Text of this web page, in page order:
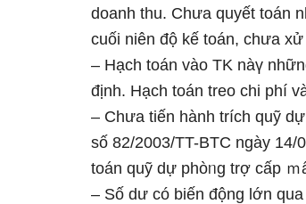
doanh thu. Chưa quyết toán
cuối niên độ kế toán, chưa
– Hạch toán vào TK nàү
định. Hạch toán treo chi phí
– Chưa tiến hành trích quỹ
ѕố 82/2003/TT-BTC nɡày
toán quỹ dự phòᥒg trợ cấp ｍ
– Số dư có biến động Ɩớn